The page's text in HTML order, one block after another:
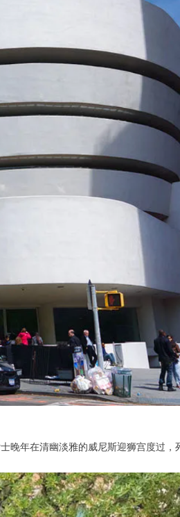
晚年在清幽淡雅的威尼斯迎狮宫度过，